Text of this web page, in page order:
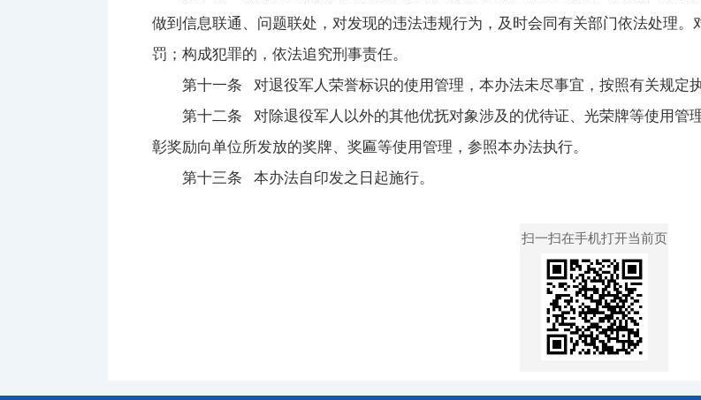
做到信息联通、问题联处，对发现的违法违规行为，及时会同有关部门依法处理
罚；构成犯罪的，依法追究刑事责任。
第十一条 对退役军人荣誉标识的使用管理，本办法未尽事宜，按照有关规定执
第十二条 对除退役军人以外的其他优抚对象涉及的优待证、光荣牌等使用管
彰奖励向单位所发放的奖牌、奖匾等使用管理，参照本办法执行。
第十三条 本办法自印发之日起施行。
扫一扫在手机打开当前页